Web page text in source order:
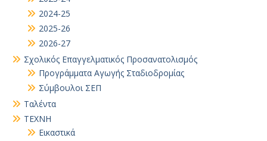
2024-25
2025-26
2026-27
Σχολικός Επαγγελματικός Προσανατολισμός
Προγράμματα Αγωγής Σταδιοδρομίας
Σύμβουλοι ΣΕΠ
Ταλέντα
ΤΕΧΝΗ
Εικαστικά